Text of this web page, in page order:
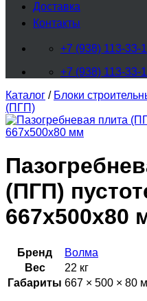
Доставка
Контакты
+7 (938) 113-33-
+7 (938) 113-33-
Каталог / Блоки
(ПГП)
(ПГП)
667x500x80
Бренд
Волма
Вес
22 кг
Габариты 667 × 500 × 80